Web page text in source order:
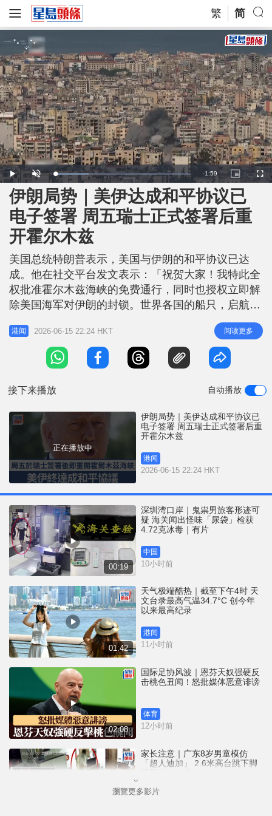
繁 简
P
l
a
y
U
n
m
u
t
e
L
o
a
d
e
d
:
2
5
.
2
2
R
e
m
n
-1:59
P
i
c
t
e
-
i
c
t
r
e
F
u
伊朗局势｜美伊达成和平协议已
电子签署 周五瑞士正式签署后重
开霍尔木兹
美国总统特朗普表示，美国与伊朗的和平协议已达
成。他在社交平台发文表示：「祝贺大家！我特此全
权批准霍尔木兹海峡的免费通行，同时也授权立即解
除美国海军对伊朗的封锁。世界各国的船只，启航
吧。让石油流动！」不过他随后更正，霍尔木兹海峡
将于周五美伊正式签署协议后，才会重新开放。 相
关新闻：伊朗局势︱美伊和平协议最终草案内容 三
大范畴包括资产解冻与核计划 美国副总统万斯在美
港闻 2026-06-15 22:24 HKT 阅读更多
接下来播放 自动播放
正在播放中
伊朗局势｜美伊达成和平协议已
电子签署 周五瑞士正式签署后重
开霍尔木兹
港闻
2026-06-15 22:24 HKT
00:19
深圳湾口岸｜鬼祟男旅客形迹可
疑 海关闻出怪味「尿袋」检获
4.72克冰毒｜有片
中国
10小时前
01:42
天气极端酷热｜截至下午4时 天
文台录最高气温34.7°C 创今年
以来最高纪录
港闻
11小时前
02:08
国际足协风波｜恩芬天奴强硬反
击桃色丑闻！怒批媒体恶意诽谤
体育
12小时前
家长注意｜广东8岁男童模仿
「超人迪加」 2.6米高台跳下脚
中国
瀏覽更多影片